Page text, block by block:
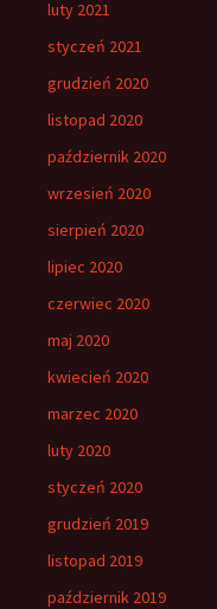
luty 2021
styczeń 2021
grudzień 2020
listopad 2020
październik 2020
wrzesień 2020
sierpień 2020
lipiec 2020
czerwiec 2020
maj 2020
kwiecień 2020
marzec 2020
luty 2020
styczeń 2020
grudzień 2019
listopad 2019
październik 2019